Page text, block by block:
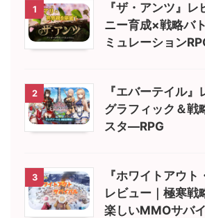
1
『ザ・アンツ』
ニー育成×戦略バ
ミュレーション
2
『エバーテイル
グラフィック＆戦
スタ―RPG
3
『ホワイトアウト
レビュー｜極寒
楽しいMMOサバ